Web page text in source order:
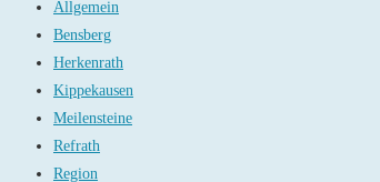
Allgemein
Bensberg
Herkenrath
Kippekausen
Meilensteine
Refrath
Region